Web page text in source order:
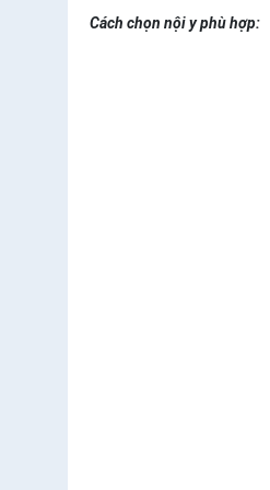
Cách chọn nội y phù hợp: